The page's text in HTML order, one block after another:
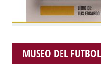
MUSEO DEL FUTBOL